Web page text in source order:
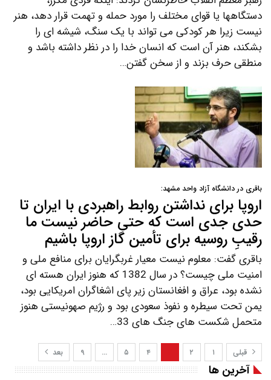
دستگاهها یا قوای مختلف را مورد حمله و تهمت قرار دهد، هنر
نیست زیرا هر کودکی می تواند با یک سنگ، شیشه ای را
بشکند، هنر آن است که انسان خدا را در نظر داشته باشد و
منطقی حرف بزند و از سخن گفتن…
باقری در دانشگاه آزاد واحد مشهد:
اروپا برای نداشتن روابط راهبردی با ایران تا
حدی جدی است که حتی حاضر نیست ما
رقیبِ روسیه برای تأمین گاز اروپا باشیم
باقری گفت: معلوم نیست معیار غربگرایان برای منافع ملی و
امنیت ملی چیست؟ در سال 1382 که هنوز ایران هسته ای
نشده بود، عراق و افغانستان زیر پای اشغاگران امریکایی بود،
یمن تحت سیطره و نفوذ سعودی بود و رژیم صهونیستی هنوز
متحمل شکست های جنگ های 33…
قبلی ۱ ۲ ۴ ۵ … ۹ بعد
آخرین ها